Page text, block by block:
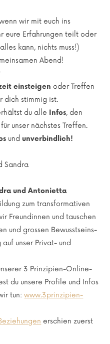
wir mit euch ins
eure Erfahrungen teilt oder
kann, nichts muss!)
Abend!
einsteigen oder Treffen
dich stimmig ist.
du alle Infos, den
unser nächstes Treffen.
und unverbindlich!
Sandra
und Antonietta
zum transformativen
Freundinnen und tauschen
und grossen Bewusstseins-
unser Privat- und
3 Prinzipien-Online-
du unsere Profile und Infos
tun:www.3prinzipien-
erschien zuerst